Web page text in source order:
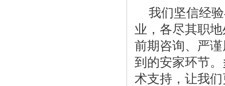
我们坚信经验
业，各尽其职
前期咨询、严
到的安家环节
术支持，让我